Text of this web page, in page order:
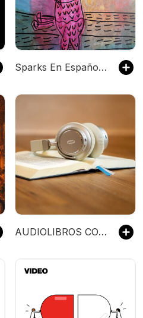
Sparks En Español - audiolibros creativos para niños
AUDIOLIBROS COMPLETOS Y EN ESPAÑOL